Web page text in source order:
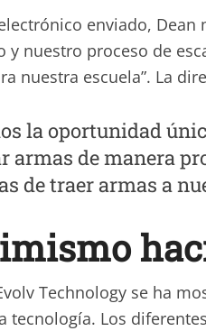
enviado,
y nuestro proceso de
nuestra escuela”. La
la oportunidad
armas de manera
de traer armas a
Technology se ha
tecnología. Los